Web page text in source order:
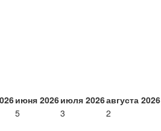
июня 2026июля 2026августа 2026
5 3 2